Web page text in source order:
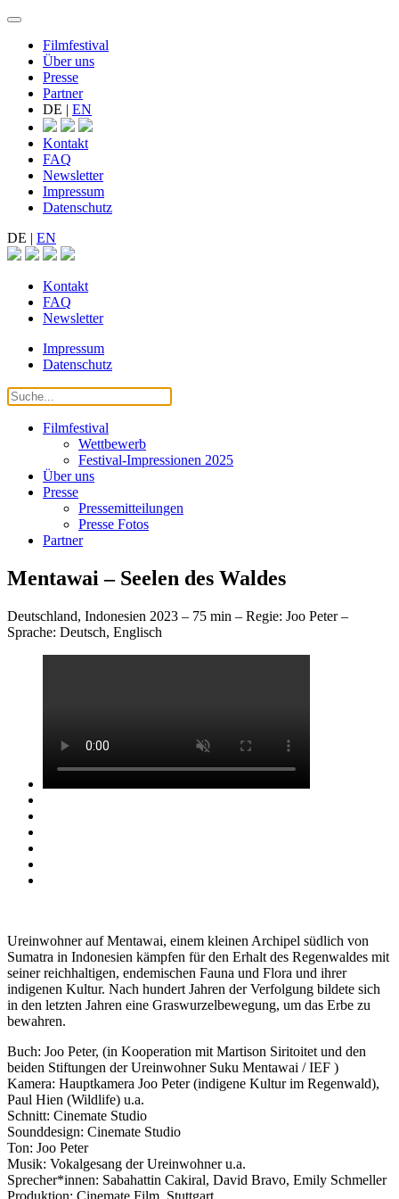
Filmfestival
Über uns
Presse
Partner
DE | EN
Kontakt
FAQ
Newsletter
Impressum
Datenschutz
DE | EN
Kontakt
FAQ
Newsletter
Impressum
Datenschutz
Filmfestival
Wettbewerb
Festival-Impressionen 2025
Über uns
Presse
Pressemitteilungen
Presse Fotos
Partner
Mentawai – Seelen des Waldes
Deutschland, Indonesien 2023 – 75 min – Regie: Joo Peter –
Sprache: Deutsch, Englisch
Ureinwohner auf Mentawai, einem kleinen Archipel südlich von
Sumatra in Indonesien kämpfen für den Erhalt des Regenwaldes mit
seiner reichhaltigen, endemischen Fauna und Flora und ihrer
indigenen Kultur. Nach hundert Jahren der Verfolgung bildete sich
in den letzten Jahren eine Graswurzelbewegung, um das Erbe zu
bewahren.
Buch: Joo Peter, (in Kooperation mit Martison Siritoitet und den
beiden Stiftungen der Ureinwohner Suku Mentawai / IEF )
Kamera: Hauptkamera Joo Peter (indigene Kultur im Regenwald),
Paul Hien (Wildlife) u.a.
Schnitt: Cinemate Studio
Sounddesign: Cinemate Studio
Ton: Joo Peter
Musik: Vokalgesang der Ureinwohner u.a.
Sprecher*innen: Sabahattin Cakiral, David Bravo, Emily Schmeller
Produktion: Cinemate Film, Stuttgart